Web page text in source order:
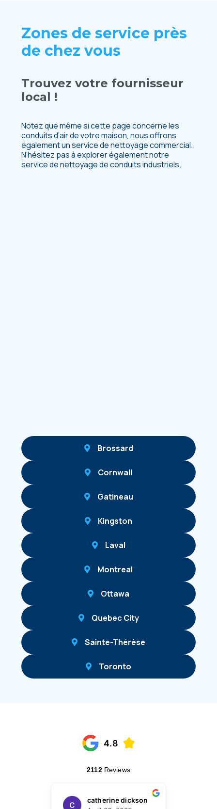
Zones de service près
de chez vous
Trouvez votre fournisseur
local !
Notez que même si cette page concerne les
conduits d’air de votre maison, nous offrons
également un service de nettoyage commercial.
N’hésitez pas à explorer également notre
service de nettoyage de conduits industriels.
Brossard
Cornwall
Gatineau
Kingston
Laval
Montreal
Ottawa
Quebec City
Sainte-Thérèse
Toronto